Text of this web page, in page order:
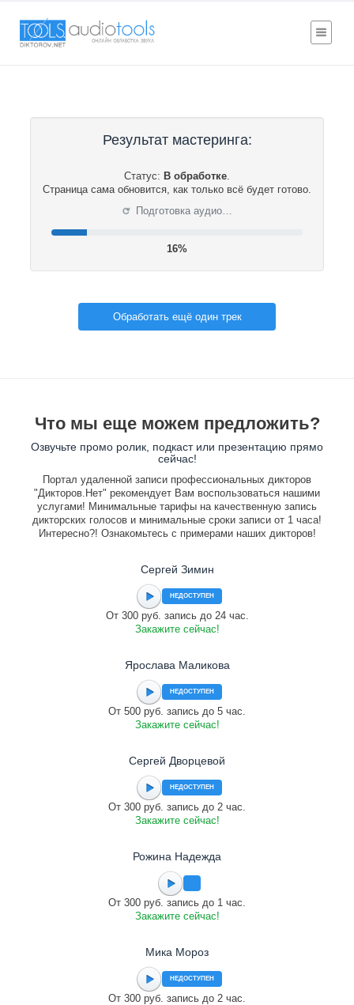
Результат мастеринга:
Статус: В обработке.
Страница сама обновится, как только всё будет готово.
⟳ Подготовка аудио…
16%
Обработать ещё один трек
Что мы еще можем предложить?
Озвучьте промо ролик, подкаст или презентацию прямо
сейчас!
Портал удаленной записи профессиональных дикторов
"Дикторов.Нет" рекомендует Вам воспользоваться нашими
услугами! Минимальные тарифы на качественную запись
дикторских голосов и минимальные сроки записи от 1 часа!
Интересно?! Ознакомьтесь с примерами наших дикторов!
Сергей Зимин
НЕДОСТУПЕН
От 300 руб. запись до 24 час.
Закажите сейчас!
Ярослава Маликова
НЕДОСТУПЕН
От 500 руб. запись до 5 час.
Закажите сейчас!
Сергей Дворцевой
НЕДОСТУПЕН
От 300 руб. запись до 2 час.
Закажите сейчас!
Рожина Надежда
От 300 руб. запись до 1 час.
Закажите сейчас!
Мика Мороз
НЕДОСТУПЕН
От 300 руб. запись до 2 час.